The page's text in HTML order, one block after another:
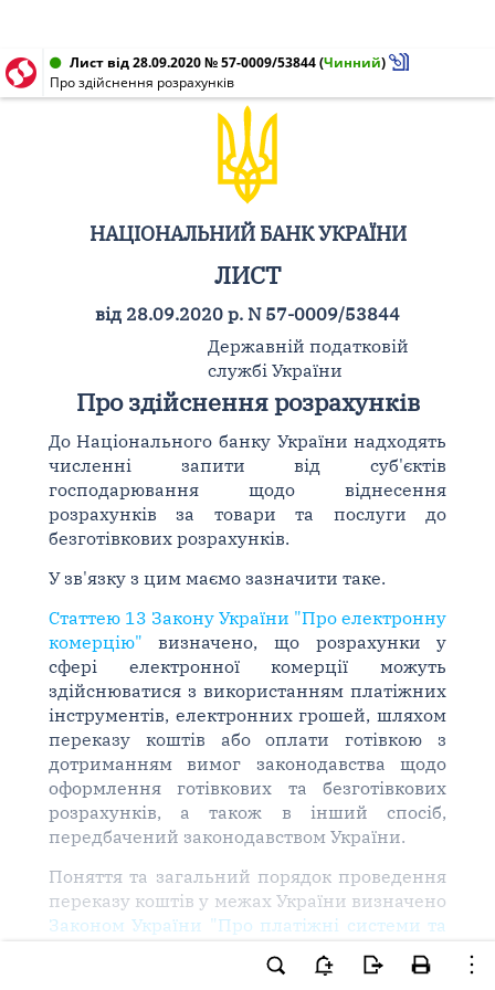
Лист від 28.09.2020 № 57-0009/53844(Чинний)
Про здійснення розрахунків
НАЦІОНАЛЬНИЙ БАНК УКРАЇНИ
ЛИСТ
від 28.09.2020 р. N 57-0009/53844
Державній податковій
службі України
Про здійснення розрахунків
До Національного банку України надходять
численні запити від суб'єктів
господарювання щодо віднесення
розрахунків за товари та послуги до
безготівкових розрахунків.
У зв'язку з цим маємо зазначити таке.
Статтею 13 Закону України "Про електронну
комерцію" визначено, що розрахунки у
сфері електронної комерції можуть
здійснюватися з використанням платіжних
інструментів, електронних грошей, шляхом
переказу коштів або оплати готівкою з
дотриманням вимог законодавства щодо
оформлення готівкових та безготівкових
розрахунків, а також в інший спосіб,
передбачений законодавством України.
Поняття та загальний порядок проведення
переказу коштів у межах України визначено
Законом України "Про платіжні системи та
(далі - Закон